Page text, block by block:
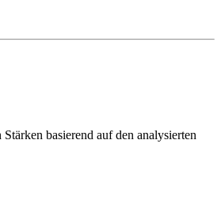
basierend auf den analysierten